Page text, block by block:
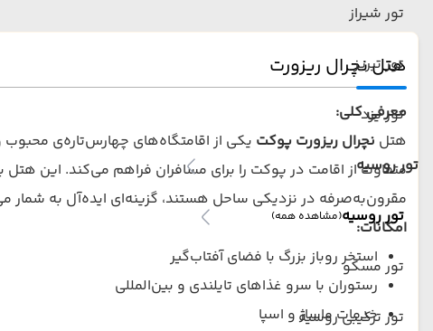
تور شیراز
تور تبریز
تور یزد
تور روسیه
تور روسیه(مشاهده همه)
تور مسکو
تور ترکیبی روسیه
هتل نچرال ریزورت
معرفی کلی:
هتل نچرال ریزورت پوکت یکی از اقامتگاه‌های چهارس‌تاره‌ی
متفاوت از اقامت در پوکت را برای مسافران فراهم می‌کند. این هتل
مقرون‌به‌صرفه در نزدیکی ساحل هستند، گزینه‌ای ایده‌آل به شمار
امکانات:
استخر روباز بزرگ با فضای آفتاب‌گیر
رستوران با سرو غذاهای تایلندی و بین‌المللی
خدمات ماساژ و اسپا